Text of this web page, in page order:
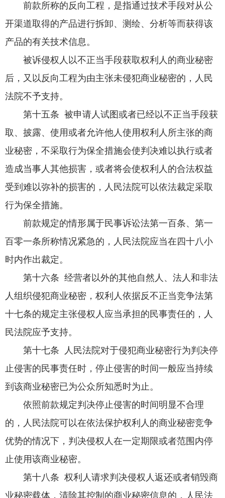
前款所称的反向工程，是指通过技术手段对从公
开渠道取得的产品进行拆卸、测绘、分析等而获得该
产品的有关技术信息。
被诉侵权人以不正当手段获取权利人的商业秘密
后，又以反向工程为由主张未侵犯商业秘密的，人民
法院不予支持。
第十五条 被申请人试图或者已经以不正当手段获
取、披露、使用或者允许他人使用权利人所主张的商
业秘密，不采取行为保全措施会使判决难以执行或者
造成当事人其他损害，或者将会使权利人的合法权益
受到难以弥补的损害的，人民法院可以依法裁定采取
行为保全措施。
前款规定的情形属于民事诉讼法第一百条、第一
百零一条所称情况紧急的，人民法院应当在四十八小
时内作出裁定。
第十六条 经营者以外的其他自然人、法人和非法
人组织侵犯商业秘密，权利人依据反不正当竞争法第
十七条的规定主张侵权人应当承担的民事责任的，人
民法院应予支持。
第十七条 人民法院对于侵犯商业秘密行为判决停
止侵害的民事责任时，停止侵害的时间一般应当持续
到该商业秘密已为公众所知悉时为止。
依照前款规定判决停止侵害的时间明显不合理
的，人民法院可以在依法保护权利人的商业秘密竞争
优势的情况下，判决侵权人在一定期限或者范围内停
止使用该商业秘密。
第十八条 权利人请求判决侵权人返还或者销毁商
业秘密载体，清除其控制的商业秘密信息的，人民法